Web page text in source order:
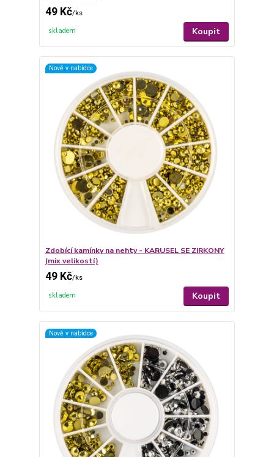
49 Kč/ks
skladem Koupit
Nově v nabídce
Zdobící kamínky na nehty - KARUSEL SE ZIRKONY
(mix velikostí)
49 Kč/ks
skladem Koupit
Nově v nabídce